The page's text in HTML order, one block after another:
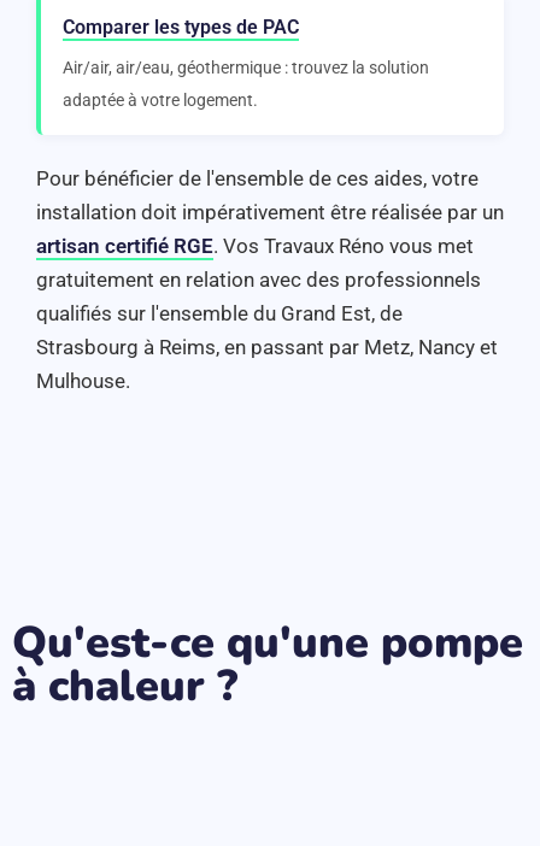
Comparer les types de PAC
Air/air, air/eau, géothermique : trouvez la solution
adaptée à votre logement.
Pour bénéficier de l'ensemble de ces aides, votre
installation doit impérativement être réalisée par un
artisan certifié RGE. Vos Travaux Réno vous met
gratuitement en relation avec des professionnels
qualifiés sur l'ensemble du Grand Est, de
Strasbourg à Reims, en passant par Metz, Nancy et
Mulhouse.
Qu'est-ce qu'une pompe
à chaleur ?